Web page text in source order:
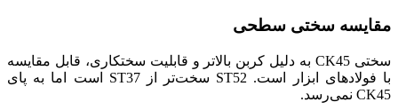
مقایسه سختی سطحی
سختی CK45 به دلیل کربن بالاتر و قابلیت سختکاری، قابل مقایسه
با فولادهای ابزار است. ST52 سخت‌تر از ST37 است اما به پای
CK45 نمی‌رسد.